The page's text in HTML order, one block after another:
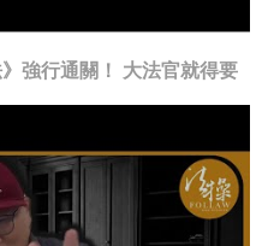
強行通關！ 大法官就得要